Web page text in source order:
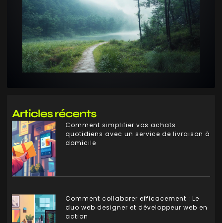
Articles récents
Comment simplifier vos achats
quotidiens avec un service de livraison à
domicile
Comment collaborer efficacement : Le
duo web designer et développeur web en
action